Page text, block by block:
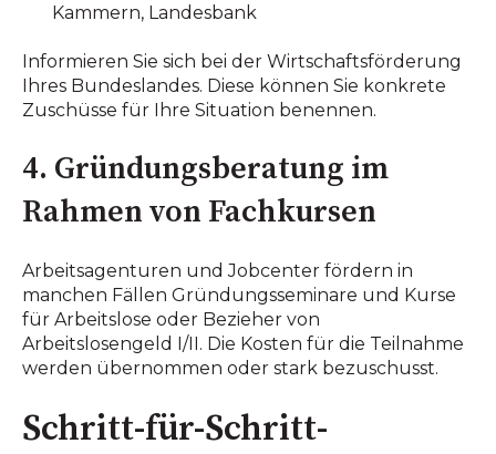
Kammern, Landesbank
Informieren Sie sich bei der Wirtschaftsförderung
Ihres Bundeslandes. Diese können Sie konkrete
Zuschüsse für Ihre Situation benennen.
4. Gründungsberatung im
Rahmen von Fachkursen
Arbeitsagenturen und Jobcenter fördern in
manchen Fällen Gründungsseminare und Kurse
für Arbeitslose oder Bezieher von
Arbeitslosengeld I/II. Die Kosten für die Teilnahme
werden übernommen oder stark bezuschusst.
Schritt-für-Schritt-